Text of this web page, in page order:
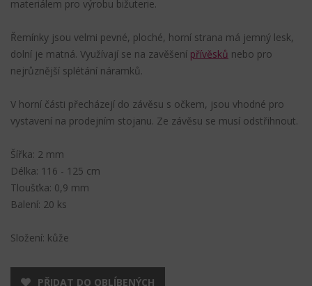
materiálem pro výrobu bižuterie.
Řemínky jsou velmi pevné, ploché, horní strana má jemný lesk,
dolní je matná. Využívají se na zavěšení přívěsků nebo pro
nejrůznější splétání náramků.
V horní části přecházejí do závěsu s očkem, jsou vhodné pro
vystavení na prodejním stojanu. Ze závěsu se musí odstřihnout.
Šířka: 2 mm
Délka: 116 - 125 cm
Tloušťka: 0,9 mm
Balení: 20 ks
Složení: kůže
PŘIDAT DO OBLÍBENÝCH